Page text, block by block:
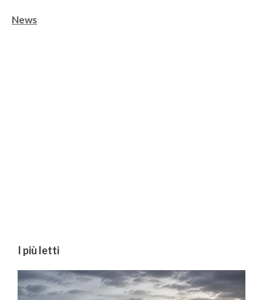
Categorie
News
I più letti